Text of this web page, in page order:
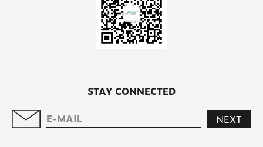
STAY CONNECTED